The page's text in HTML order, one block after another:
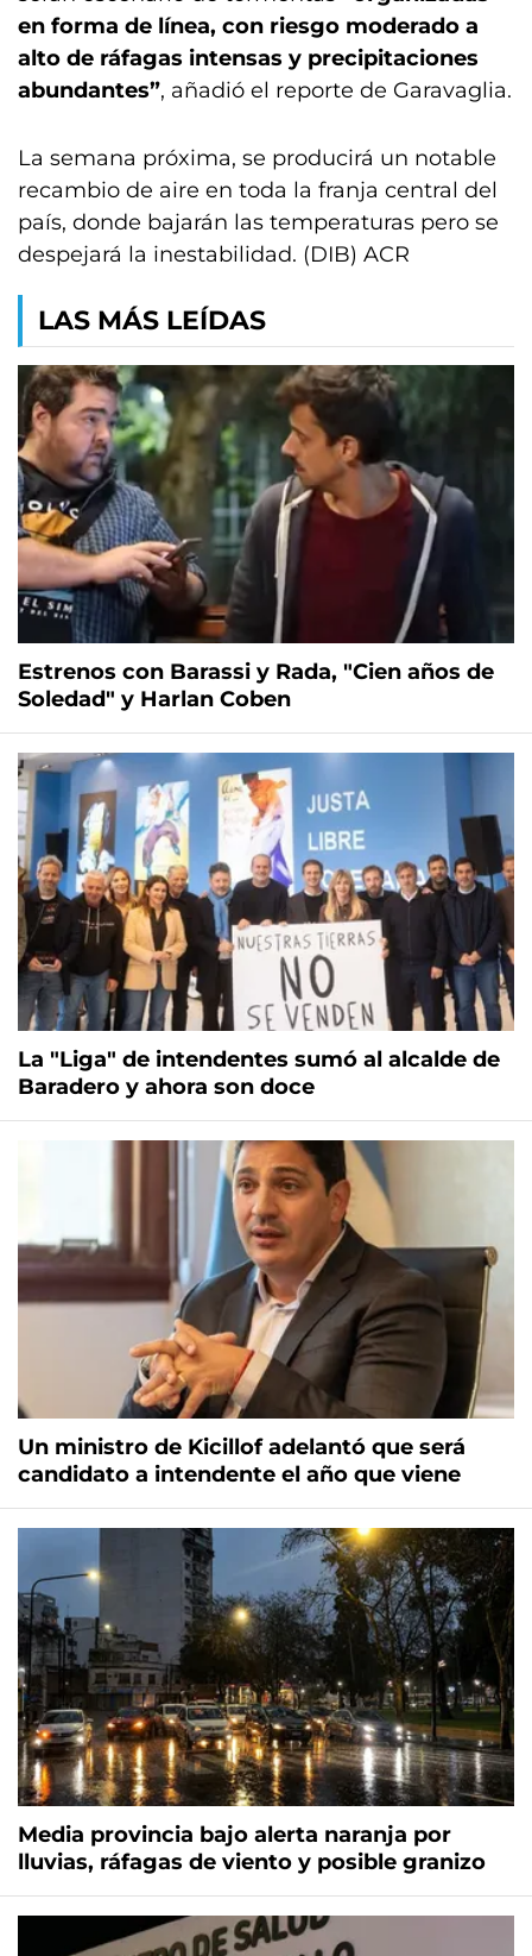
en forma de línea, con riesgo moderado a
alto de ráfagas intensas y precipitaciones
abundantes”, añadió el reporte de Garavaglia.
La semana próxima, se producirá un notable
recambio de aire en toda la franja central del
país, donde bajarán las temperaturas pero se
despejará la inestabilidad. (DIB) ACR
LAS MÁS LEÍDAS
Estrenos con Barassi y Rada, "Cien años de
Soledad" y Harlan Coben
La "Liga" de intendentes sumó al alcalde de
Baradero y ahora son doce
Un ministro de Kicillof adelantó que será
candidato a intendente el año que viene
Media provincia bajo alerta naranja por
lluvias, ráfagas de viento y posible granizo